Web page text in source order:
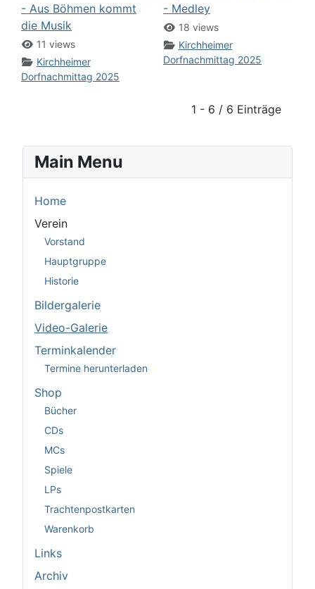
- Aus Böhmen kommt
die Musik
11 views
Kirchheimer
Dorfnachmittag 2025
- Medley
18 views
Kirchheimer
Dorfnachmittag 2025
1 - 6 / 6 Einträge
Main Menu
Home
Verein
Vorstand
Hauptgruppe
Historie
Bildergalerie
Video-Galerie
Terminkalender
Termine herunterladen
Shop
Bücher
CDs
MCs
Spiele
LPs
Trachtenpostkarten
Warenkorb
Links
Archiv